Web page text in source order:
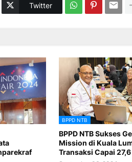
Twitter
BPPD NTB
BPPD NTB Sukses
Mission di Kuala
Transaksi Capai